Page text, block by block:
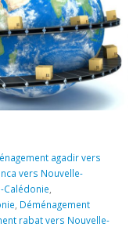
agadir vers
vers Nouvelle-
Calédonie
Déménagement
rabat vers Nouvelle-